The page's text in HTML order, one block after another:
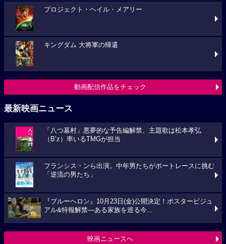
プロジェクト・ヘイル・メアリー
キングダム 大将軍の帰還
動画配信作品をチェック
最新映画ニュース
「八つ墓村」悪夢的な予告編解禁、主題歌は松本孝弘
（B’z）率いるTMGが担当
フランシス・ンら出演。中年男たちがボートレースに挑む
「逆流の男たち」
『ブルーヘロン』10月23日(金)公開決定！ポスタービジュ
アル&特報解禁―ある家族を巡る今...
映画ニュースへ